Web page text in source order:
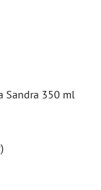
Sandra 350 ml